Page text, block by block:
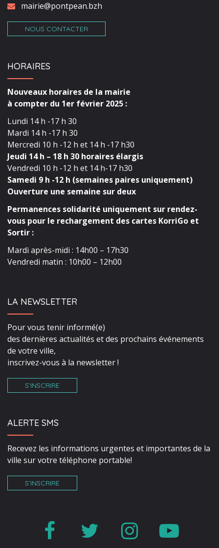
mairie@pontpean.bzh
NOUS CONTACTER
HORAIRES
Nouveaux horaires de la mairie
à compter du 1er février 2025 :
Lundi 14 h -17 h 30
Mardi 14 h -17 h 30
Mercredi 10 h -12 h et 14 h -17 h30
Jeudi 14 h – 18 h 30 horaires élargis
Vendredi 10 h -12 h et 14 h-17 h30
Samedi 9 h -12 h (semaines paires uniquement)
Ouverture une semaine sur deux
Permanences solidarité uniquement sur rendez-
vous pour le rechargement des cartes KorriGo et
Sortir :
Mardi après-midi : 14h00 – 17h30
Vendredi matin : 10h00 – 12h00
LA NEWSLETTER
Pour vous tenir informé(e)
des dernières actualités et des prochains événements
de votre ville,
inscrivez-vous à la newsletter !
S’INSCRIRE
ALERTE SMS
Recevez les informations urgentes et importantes de la
ville sur votre téléphone portable!
S’INSCRIRE
Lien Lien Lien